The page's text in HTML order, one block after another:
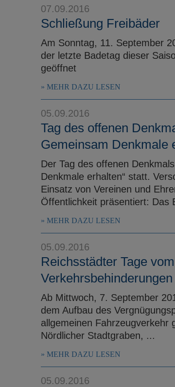
07.09.2016
Schließung Freibäder
Am Sonntag, 11. September
der letzte Badetag dieser
geöffnet
MEHR DAZU LESEN
05.09.2016
Tag des offenen
Gemeinsam Denkmale
Der Tag des offenen
Denkmale erhalten“ statt.
Einsatz von Vereinen und
Öffentlichkeit präsentiert: Das
MEHR DAZU LESEN
05.09.2016
Reichsstädter Tage
Verkehrsbehinderungen
Ab Mittwoch, 7. September
dem Aufbau des
allgemeinen Fahrzeugverkehr
Nördlicher Stadtgraben, ...
MEHR DAZU LESEN
05.09.2016